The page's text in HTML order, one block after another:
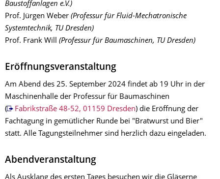
Baustoffanlagen e.V.)
Prof. Jürgen Weber (Professur für Fluid-Mechatronische
Systemtechnik, TU Dresden)
Prof. Frank Will (Professur für Baumaschinen, TU Dresden)
Eröffnungsveranstaltung
Am Abend des 25. September 2024 findet ab 19 Uhr in der
Maschinenhalle der Professur für Baumaschinen
(
Fabrikstraße 48-52, 01159 Dresden) die Eröffnung der
Fachtagung in gemütlicher Runde bei "Bratwurst und Bier"
statt. Alle Tagungsteilnehmer sind herzlich dazu eingeladen.
Abendveranstaltung